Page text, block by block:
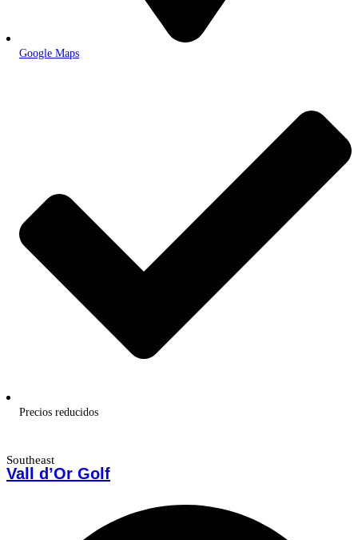
Google Maps
Precios reducidos
Southeast
Vall d’Or Golf